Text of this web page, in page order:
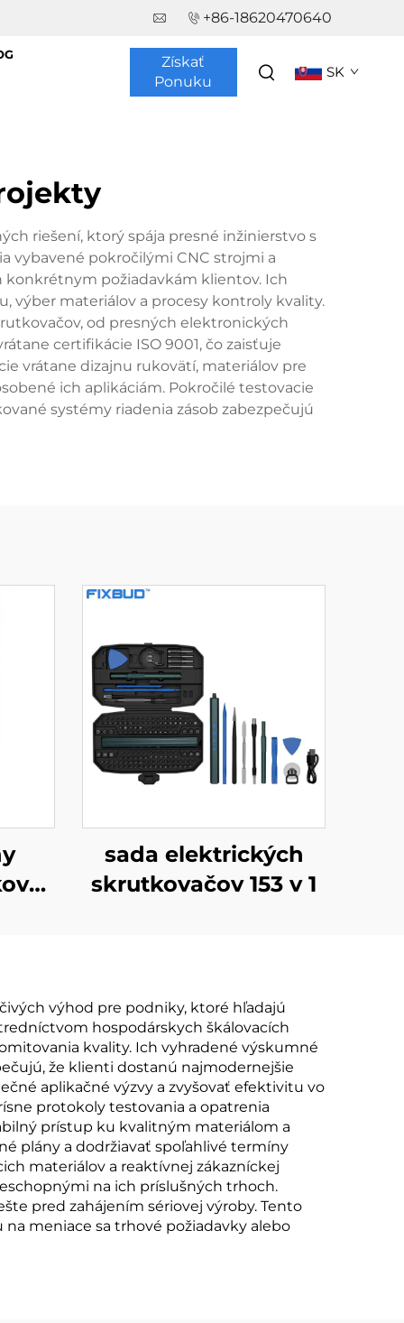
+86-18620470640
Získať
Ponuku
SK
riešení, ktorý spája presné inžinierstvo s
vybavené pokročilými CNC strojmi a
požiadavkám klientov. Ich
výber materiálov a procesy kontroly kvality.
od presných elektronických
certifikácie ISO 9001, čo zaisťuje
vrátane dizajnu rukovätí, materiálov pre
ich aplikáciám. Pokročilé testovacie
systémy riadenia zásob zabezpečujú
sada elektrických
skrutkovačov 153 v 1
výhod pre podniky, ktoré hľadajú
hospodárskych škálovacích
kvality. Ich vyhradené výskumné
že klienti dostanú najmodernejšie
aplikačné výzvy a zvyšovať efektivitu vo
protokoly testovania a opatrenia
prístup ku kvalitným materiálom a
plány a dodržiavať spoľahlivé termíny
materiálov a reaktívnej zákazníckej
na ich príslušných trhoch.
pred zahájením sériovej výroby. Tento
meniace sa trhové požiadavky alebo